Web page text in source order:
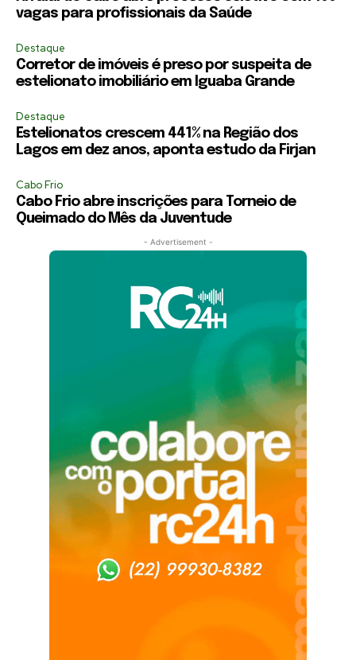
vagas para profissionais da Saúde
Destaque
Corretor de imóveis é preso por suspeita de
estelionato imobiliário em Iguaba Grande
Destaque
Estelionatos crescem 441% na Região dos
Lagos em dez anos, aponta estudo da Firjan
Cabo Frio
Cabo Frio abre inscrições para Torneio de
Queimado do Mês da Juventude
- Advertisement -